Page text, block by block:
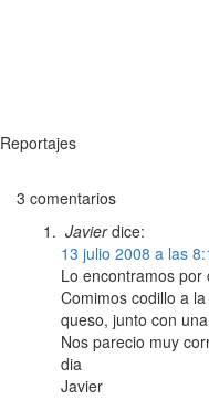
Reportajes
3 comentarios
Javier dice:
13 julio 2008 a las
Lo encontramos por
Comimos codillo a
queso, junto con
Nos parecio muy
dia
Javier